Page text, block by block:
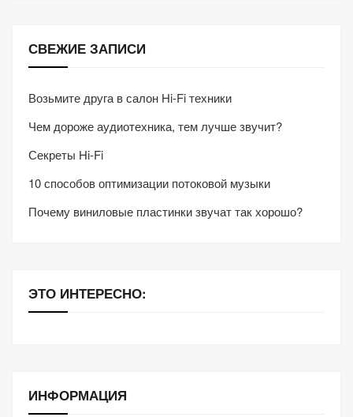
СВЕЖИЕ ЗАПИСИ
Возьмите друга в салон Hi-Fi техники
Чем дороже аудиотехника, тем лучше звучит?
Секреты Hi-Fi
10 способов оптимизации потоковой музыки
Почему виниловые пластинки звучат так хорошо?
ЭТО ИНТЕРЕСНО:
ИНФОРМАЦИЯ